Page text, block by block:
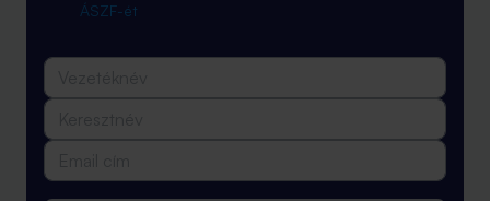
ÁSZF-ét